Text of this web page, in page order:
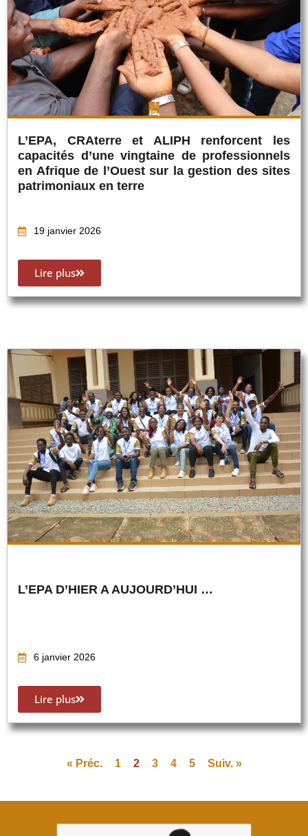
L’EPA, CRAterre et ALIPH renforcent les
capacités d’une vingtaine de professionnels
en Afrique de l’Ouest sur la gestion des sites
patrimoniaux en terre
19 janvier 2026
Lire plus
L’EPA D’HIER A AUJOURD’HUI …
6 janvier 2026
Lire plus
« Préc. 1 2 3 4 5 Suiv. »